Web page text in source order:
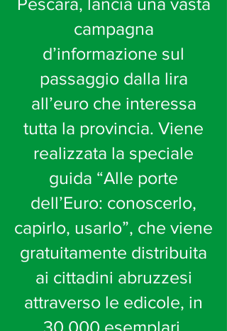
campagna
d’informazione sul
passaggio dalla lira
all’euro che interessa
tutta la provincia. Viene
realizzata la speciale
guida “Alle porte
dell’Euro: conoscerlo,
capirlo, usarlo”, che viene
gratuitamente distribuita
ai cittadini abruzzesi
attraverso le edicole, in
30.000 esemplari,